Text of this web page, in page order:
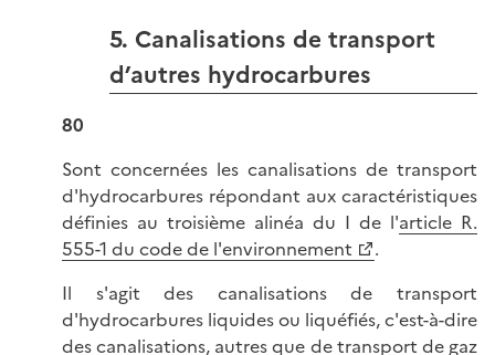
5. Canalisations de transport
d’autres hydrocarbures
80
Sont concernées les canalisations de transport
d'hydrocarbures répondant aux caractéristiques
définies au troisième alinéa du I de l'article R.
555-1 du code de l'environnement
.
Il s'agit des canalisations de transport
d'hydrocarbures liquides ou liquéfiés, c'est-à-dire
des canalisations, autres que de transport de gaz